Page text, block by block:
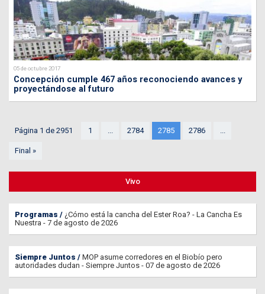
05 de octubre 2017
Concepción cumple 467 años reconociendo avances y
proyectándose al futuro
Página 1 de 2951 1 ... 2784 2785 2786 ...
Final »
Vivo
Programas
¿Cómo está la cancha del Ester Roa? - La Cancha Es
Nuestra - 7 de agosto de 2026
Siempre Juntos
MOP asume corredores en el Biobío pero
autoridades dudan - Siempre Juntos - 07 de agosto de 2026